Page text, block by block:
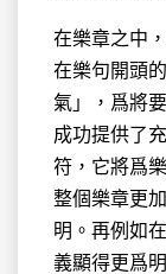
在樂章之中
在樂句開頭
氣」，爲將
成功提供了
符，它將爲
整個樂章更
明。再例如
義顯得更爲